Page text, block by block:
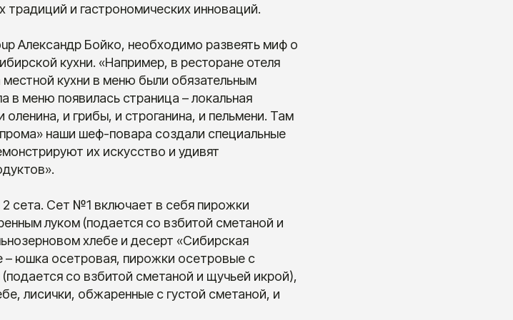
и гастрономических инноваций.
Александр Бойко, необходимо развеять миф о
кухни. «Например, в ресторане отеля
кухни в меню были обязательным
в меню появилась страница – локальная
оленина, и грибы, и строганина, и пельмени. Там
наши шеф-повара создали специальные
их искусство и удивят
2 сета. Сет №1 включает в себя пирожки
луком (подается со взбитой сметаной и
хлебе и десерт «Сибирская
юшка осетровая, пирожки осетровые с
со взбитой сметаной и щучьей икрой),
лисички, обжаренные с густой сметаной, и